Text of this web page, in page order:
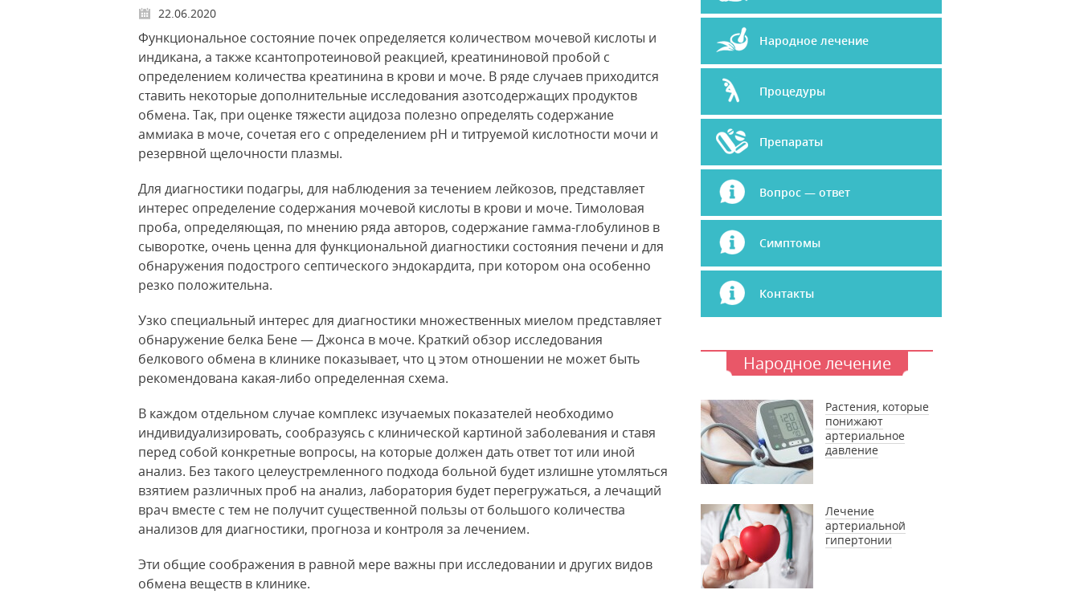
22.06.2020
Функциональное состояние почек определяется количеством мочевой кислоты и
индикана, а также ксантопротеиновой реакцией, креатининовой пробой с
определением количества креатинина в крови и моче. В ряде случаев приходится
ставить некоторые дополнительные исследования азотсодержащих продуктов
обмена. Так, при оценке тяжести ацидоза полезно определять содержание
аммиака в моче, сочетая его с определением рН и титруемой кислотности мочи и
резервной щелочности плазмы.
Для диагностики подагры, для наблюдения за течением лейкозов, представляет
интерес определение содержания мочевой кислоты в крови и моче. Тимоловая
проба, определяющая, по мнению ряда авторов, содержание гамма-глобулинов в
сыворотке, очень ценна для функциональной диагностики состояния печени и для
обнаружения подострого септического эндокардита, при котором она особенно
резко положительна.
Узко специальный интерес для диагностики множественных миелом представляет
обнаружение белка Бене — Джонса в моче. Краткий обзор исследования
белкового обмена в клинике показывает, что ц этом отношении не может быть
рекомендована какая-либо определенная схема.
В каждом отдельном случае комплекс изучаемых показателей необходимо
индивидуализировать, сообразуясь с клинической картиной заболевания и ставя
перед собой конкретные вопросы, на которые должен дать ответ тот или иной
анализ. Без такого целеустремленного подхода больной будет излишне утомляться
взятием различных проб на анализ, лаборатория будет перегружаться, а лечащий
врач вместе с тем не получит существенной пользы от большого количества
анализов для диагностики, прогноза и контроля за лечением.
Эти общие соображения в равной мере важны при исследовании и других видов
обмена веществ в клинике.
Народное лечение
Процедуры
Препараты
Вопрос — ответ
Симптомы
Контакты
Народное лечение
Растения, которые
понижают
артериальное
давление
Лечение
артериальной
гипертонии